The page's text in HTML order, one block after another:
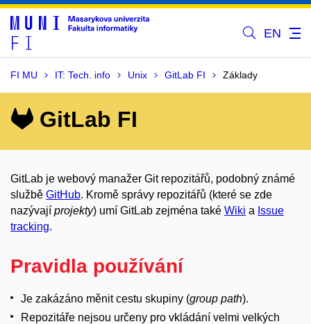
EN
FI MU IT: Tech. info Unix GitLab FI Základy
GitLab FI
GitLab je webový manažer Git repozitářů, podobný známé
službě GitHub. Kromě správy repozitářů (které se zde
nazývají projekty) umí GitLab zejména také Wiki a Issue
tracking.
Pravidla používání
Je zakázáno měnit cestu skupiny (group path).
Repozitáře nejsou určeny pro vkládání velmi velkých